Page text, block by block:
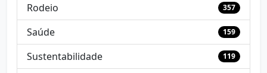
Rodeio 357
Saúde 159
Sustentabilidade 119